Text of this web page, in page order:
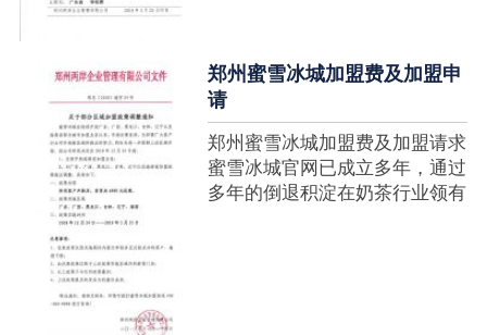
郑州蜜雪冰城加盟费及加盟申
请
郑州蜜雪冰城加盟费及加盟请求
蜜雪冰城官网已成立多年，通过
多年的倒退积淀在奶茶行业领有